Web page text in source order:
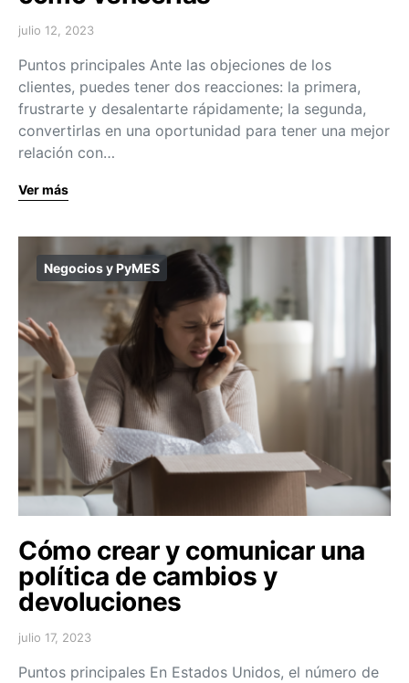
julio 12, 2023
Puntos principales Ante las objeciones de los
clientes, puedes tener dos reacciones: la primera,
frustrarte y desalentarte rápidamente; la segunda,
convertirlas en una oportunidad para tener una mejor
relación con…
Ver más
Negocios y PyMES
Cómo crear y comunicar una
política de cambios y
devoluciones
julio 17, 2023
Puntos principales En Estados Unidos, el número de